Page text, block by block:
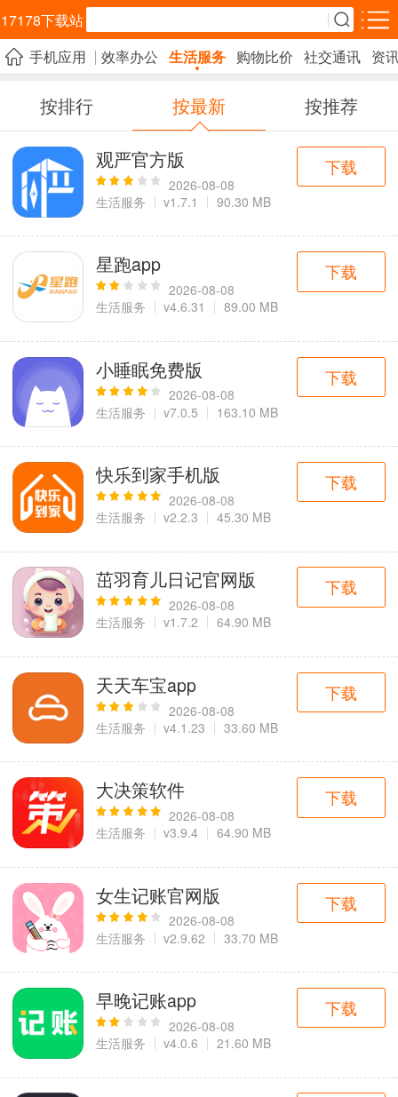
17178下载站
安卓应用 安卓游戏
效率办公
5千+款应用
生活服务
1万+款应用
购物比价
2千+款应用
社交通讯
3千+款应用
资讯阅读
3千+款应用
影音播放
教育学习
1万+款应用
旅游出行
3千+款应用
手机应用 效率办公 生活服务 购物比价 社交通讯 资
按排行 按最新 按推荐
观严官方版
2026-08-08
生活服务
v1.7.1 90.30 MB
下载
星跑app
2026-08-08
生活服务
v4.6.31 89.00 MB
下载
小睡眠免费版
2026-08-08
生活服务
v7.0.5 163.10 MB
下载
快乐到家手机版
2026-08-08
生活服务
v2.2.3 45.30 MB
下载
茁羽育儿日记官网版
2026-08-08
生活服务
v1.7.2 64.90 MB
下载
天天车宝app
2026-08-08
生活服务
v4.1.23 33.60 MB
下载
大决策软件
2026-08-08
生活服务
v3.9.4 64.90 MB
下载
女生记账官网版
2026-08-08
生活服务
v2.9.62 33.70 MB
下载
早晚记账app
2026-08-08
生活服务
v4.0.6 21.60 MB
下载